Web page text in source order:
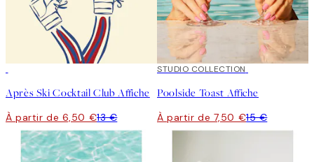
Après Ski Cocktail Club Affiche
À partir de 6,50 €13 €
50%*
STUDIO COLLECTION
Poolside Toast Affiche
À partir de 7,50 €15 €